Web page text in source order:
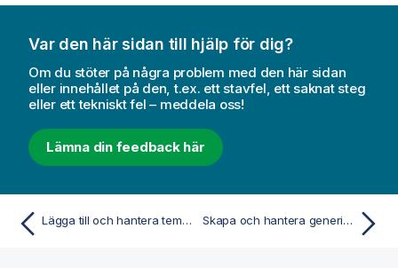
Var den här sidan till hjälp för dig?
Om du stöter på några problem med den här sidan
eller innehållet på den, t.ex. ett stavfel, ett saknat steg
eller ett tekniskt fel – meddela oss!
Lämna din feedback här
Lägga till och hantera teman Skapa och hantera generiska länkar